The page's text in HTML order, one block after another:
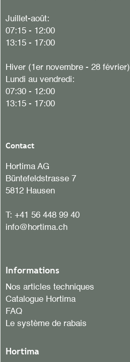
Juillet-août:
07:15 - 12:00
13:15 - 17:00
Hiver (1er novembre - 28 février)
Lundi au vendredi:
07:30 - 12:00
13:15 - 17:00
Contact
Hortima AG
Büntefeldstrasse 7
5812 Hausen
T: +41 56 448 99 40
info@hortima.ch
Informations
Nos articles techniques
Catalogue Hortima
FAQ
Le système de rabais
Hortima